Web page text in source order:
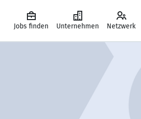
Jobs finden Unternehmen Netzwerk